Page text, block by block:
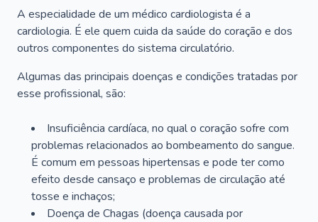
A especialidade de um médico cardiologista é a
cardiologia. É ele quem cuida da saúde do coração e dos
outros componentes do sistema circulatório.
Algumas das principais doenças e condições tratadas por
esse profissional, são:
Insuficiência cardíaca, no qual o coração sofre com
problemas relacionados ao bombeamento do sangue.
É comum em pessoas hipertensas e pode ter como
efeito desde cansaço e problemas de circulação até
tosse e inchaços;
Doença de Chagas (doença causada por